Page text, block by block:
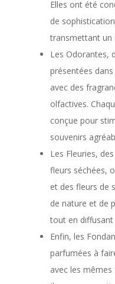
Elles ont été
de
transmettant un
Les Odorantes,
présentées
avec des
olfactives.
conçue pour
souvenirs
Les Fleuries,
fleurs séchées,
et des fleurs de
de nature et de
tout en diffusant
Enfin, les
parfumées à
avec les